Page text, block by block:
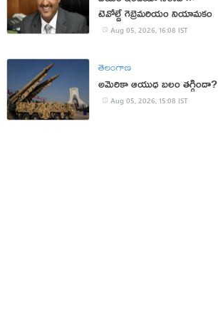
టెవోల్డే గెబ్రెమరియం నియామకం
Aug 05, 2026, 16:08 IST
తెలంగాణ
అమెరికా ఆయుధ బలం తగ్గిందా?
Aug 05, 2026, 15:08 IST